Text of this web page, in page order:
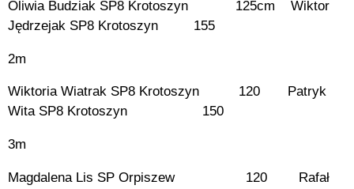
Oliwia Budziak SP8 Krotoszyn 125cm Wiktor
Jędrzejak SP8 Krotoszyn 155
2m
Wiktoria Wiatrak SP8 Krotoszyn 120 Patryk
Wita SP8 Krotoszyn 150
3m
Magdalena Lis SP Orpiszew 120 Rafał